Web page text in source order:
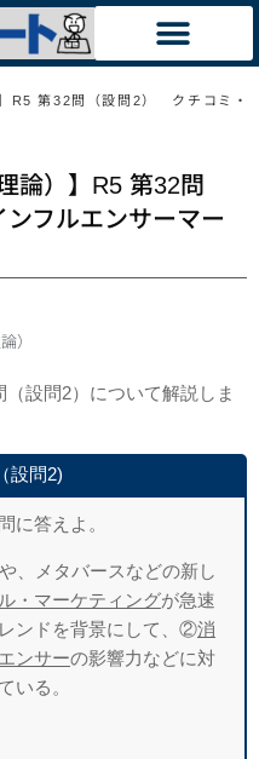
R5 第32問（設問2） クチコミ・
論）】R5 第32問
フルエンサーマー
）
設問2）について解説しま
設問2)
に答えよ。
、メタバースなどの新し
・マーケティングが急速
ンドを背景にして、②消
ンサーの影響力などに対
いる。